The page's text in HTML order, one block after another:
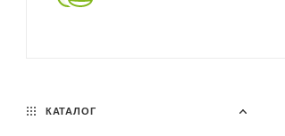
КАТАЛОГ